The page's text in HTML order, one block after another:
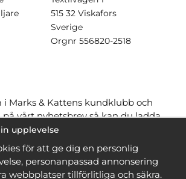
515 32 Viskafors
Sverige
Orgnr 556820-2518
i Marks & Kattens kundklubb och
vårt nyhetsbrev så kan du ladda
gratisoch få många
garn till mönstret. Du ser vilka som
gratis när du ärinloggad.
upplevelse
för att ge dig en personlig
personanpassad annonsering
webbplatser tillförlitliga och säkra.